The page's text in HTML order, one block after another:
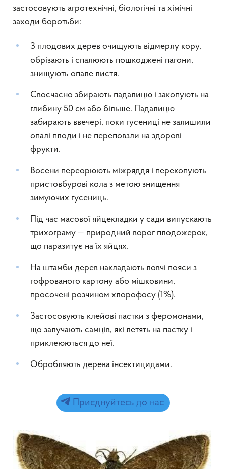
застосовують агротехнічні, біологічні та хімічні
заходи боротьби:
З плодових дерев очищують відмерлу кору,
обрізають і спалюють пошкоджені пагони,
знищують опале листя.
Своєчасно збирають падалицю і закопують на
глибину 50 см або більше. Падалицю
забирають ввечері, поки гусениці не залишили
опалі плоди і не переповзли на здорові
фрукти.
Восени переорюють міжряддя і перекопують
пристовбурові кола з метою знищення
зимуючих гусениць.
Під час масової яйцекладки у сади випускають
трихограму — природний ворог плодожерок,
що паразитує на їх яйцях.
На штамби дерев накладають ловчі пояси з
гофрованого картону або мішковини,
просочені розчином хлорофосу (1%).
Застосовують клейові пастки з феромонами,
що залучають самців, які летять на пастку і
приклеюються до неї.
Обробляють дерева інсектицидами.
Приєднуйтесь до нас